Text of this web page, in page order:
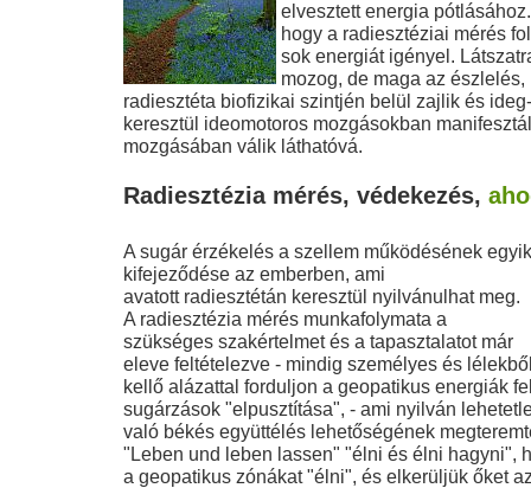
elvesztett energia
hogy a radiesztéziai mérés
sok energiát igényel.
mozog, de maga az észlelés,
radiesztéta biofizikai szintjén belül zajlik és
keresztül ideomotoros mozgásokban
mozgásában válik láthatóvá.
Radiesztézia mérés, védekezés,
A sugár érzékelés a szellem működésének egyik
kifejeződése az emberben, ami
avatott radiesztétán keresztül nyilvánulhat meg.
A radiesztézia mérés munkafolymata a
szükséges szakértelmet és a tapasztalatot már
eleve feltételezve - mindig személyes és
kellő alázattal forduljon a geopatikus energiák
sugárzások "elpusztítása", - ami nyilván
való békés együttélés lehetőségének
"Leben und leben lassen" "élni és élni hagyni",
a geopatikus zónákat "élni", és elkerüljük őket